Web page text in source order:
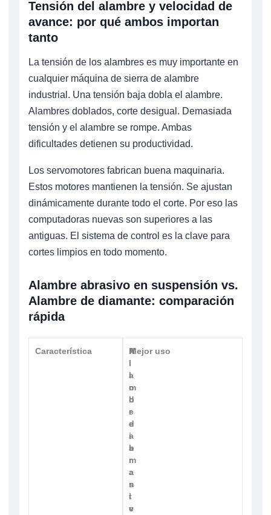
Tensión del alambre y velocidad de
avance: por qué ambos importan
tanto
La tensión de los alambres es muy importante en
cualquier máquina de sierra de alambre
industrial. Una tensión baja dobla el alambre.
Alambres doblados, corte desigual. Demasiada
tensión y el alambre se rompe. Ambas
dificultades detienen su productividad.
Los servomotores fabrican buena maquinaria.
Estos motores mantienen la tensión. Se ajustan
dinámicamente durante todo el corte. Por eso las
computadoras nuevas son superiores a las
antiguas. El sistema de control es la clave para
cortes limpios en todo momento.
Alambre abrasivo en suspensión vs.
Alambre de diamante: comparación
rápida
Característica
A
l
a
m
b
r
e
a
b
r
a
s
i
v
H
i
l
o
d
e
d
i
a
m
a
n
t
e
Mejor uso